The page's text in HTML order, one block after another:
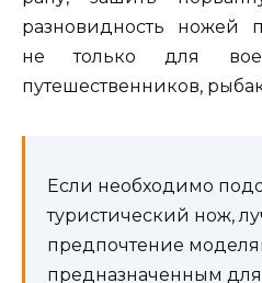
разновидность ножей
не только для
путешественников,
Если необходимо
туристический нож,
предпочтение
предназначенным